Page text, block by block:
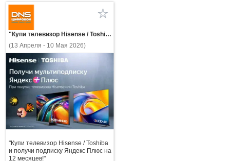
"Купи телевизор Hisense / Toshiba и получи подписку Яндекс Плюс на 12 месяцев!"
(13 Апреля - 10 Мая 2026)
"Купи телевизор Hisense / Toshiba
и получи подписку Яндекс Плюс на
12 месяцев!"